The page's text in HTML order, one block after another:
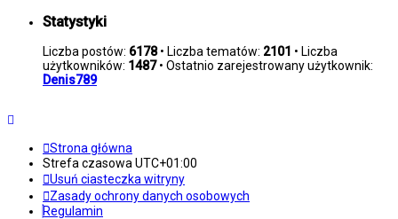
Statystyki
Liczba postów: 6178• Liczba tematów: 2101 • Liczba
użytkowników: 1487• Ostatnio zarejestrowany użytkownik:
Denis789
Strona główna
Strefa czasowa UTC+01:00
Usuń ciasteczka witryny
Zasady ochrony danych osobowych
Regulamin